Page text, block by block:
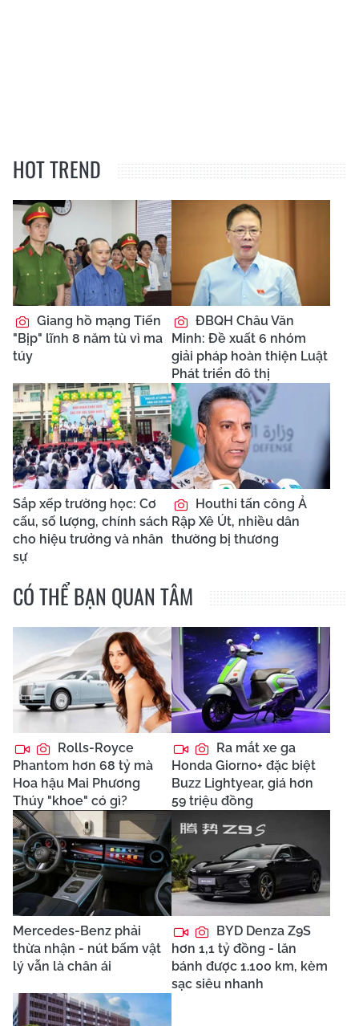
HOT TREND
Giang hồ mạng Tiến
"Bịp" lĩnh 8 năm tù vì ma
túy
ĐBQH Châu Văn
Minh: Đề xuất 6 nhóm
giải pháp hoàn thiện Luật
Phát triển đô thị
Sắp xếp trường học: Cơ
cấu, số lượng, chính sách
cho hiệu trưởng và nhân
sự
Houthi tấn công Ả
Rập Xê Út, nhiều dân
thường bị thương
CÓ THỂ BẠN QUAN TÂM
Rolls-Royce
Phantom hơn 68 tỷ mà
Hoa hậu Mai Phương
Thúy "khoe" có gì?
Ra mắt xe ga
Honda Giorno+ đặc biệt
Buzz Lightyear, giá hơn
59 triệu đồng
Mercedes-Benz phải
thừa nhận - nút bấm vật
lý vẫn là chân ái
BYD Denza Z9S
hơn 1,1 tỷ đồng - lăn
bánh được 1.100 km, kèm
sạc siêu nhanh